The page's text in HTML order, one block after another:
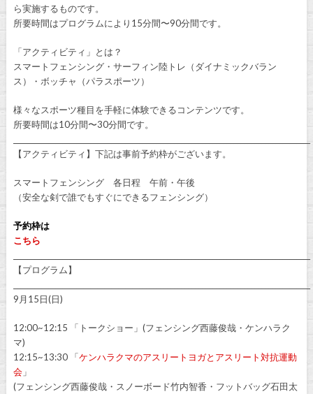
ら実施するものです。
所要時間はプログラムにより15分間〜90分間です。
「アクティビティ」とは？
スマートフェンシング・サーフィン陸トレ（ダイナミックバラン
ス）・ボッチャ（パラスポーツ）
様々なスポーツ種目を手軽に体験できるコンテンツです。
所要時間は10分間〜30分間です。
【アクティビティ】下記は事前予約枠がございます。
スマートフェンシング 各日程 午前・午後
（安全な剣で誰でもすぐにできるフェンシング）
予約枠は
こちら
【プログラム】
9月15日(日)
12:00~12:15 「トークショー」(フェンシング西藤俊哉・ケンハラク
マ)
12:15~13:30 「ケンハラクマのアスリートヨガとアスリート対抗運動
会」
(フェンシング西藤俊哉・スノーボード竹内智香・フットバッグ石田太